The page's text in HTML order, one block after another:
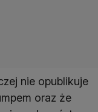
nie opublikuje
oraz że